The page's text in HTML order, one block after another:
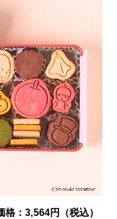
：3,564円（税込）